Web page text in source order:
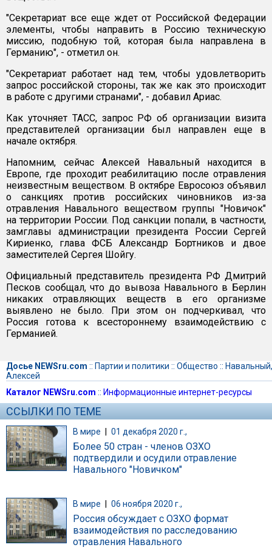
"Секретариат все еще ждет от Российской Федерации
элементы, чтобы направить в Россию техническую
миссию, подобную той, которая была направлена в
Германию", - отметил он.
"Секретариат работает над тем, чтобы удовлетворить
запрос российской стороны, так же как это происходит
в работе с другими странами", - добавил Ариас.
Как уточняет ТАСС, запрос РФ об организации визита
представителей организации был направлен еще в
начале октября.
Напомним, сейчас Алексей Навальный находится в
Европе, где проходит реабилитацию после отравления
неизвестным веществом. В октябре Евросоюз объявил
о санкциях против российских чиновников из-за
отравления Навального веществом группы "Новичок"
на территории России. Под санкции попали, в частности,
замглавы администрации президента России Сергей
Кириенко, глава ФСБ Александр Бортников и двое
заместителей Сергея Шойгу.
Официальный представитель президента РФ Дмитрий
Песков сообщал, что до вывоза Навального в Берлин
никаких отравляющих веществ в его организме
выявлено не было. При этом он подчеркивал, что
Россия готова к всестороннему взаимодействию с
Германией.
Досье NEWSru.com :: Партии и политики :: Общество :: Навальный,
Алексей
Каталог NEWSru.com :: Информационные интернет-ресурсы
ССЫЛКИ ПО ТЕМЕ
В мире | 01 декабря 2020 г.,
Более 50 стран - членов ОЗХО
подтвердили и осудили отравление
Навального "Новичком"
В мире 06 ноября 2020 г.,
Россия обсуждает с ОЗХО формат
взаимодействия по расследованию
отравления Навального